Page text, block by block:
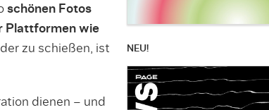
schönen Fotos
Plattformen wie
zu schießen, ist
dienen – und
NEU!